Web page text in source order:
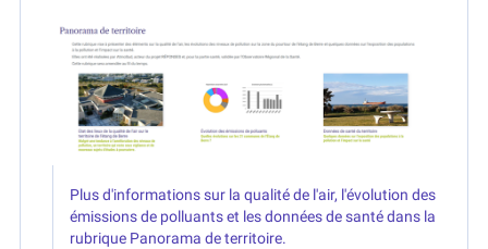
Plus d'informations sur la qualité de l'air, l'évolution des
émissions de polluants et les données de santé dans la
rubrique Panorama de territoire.